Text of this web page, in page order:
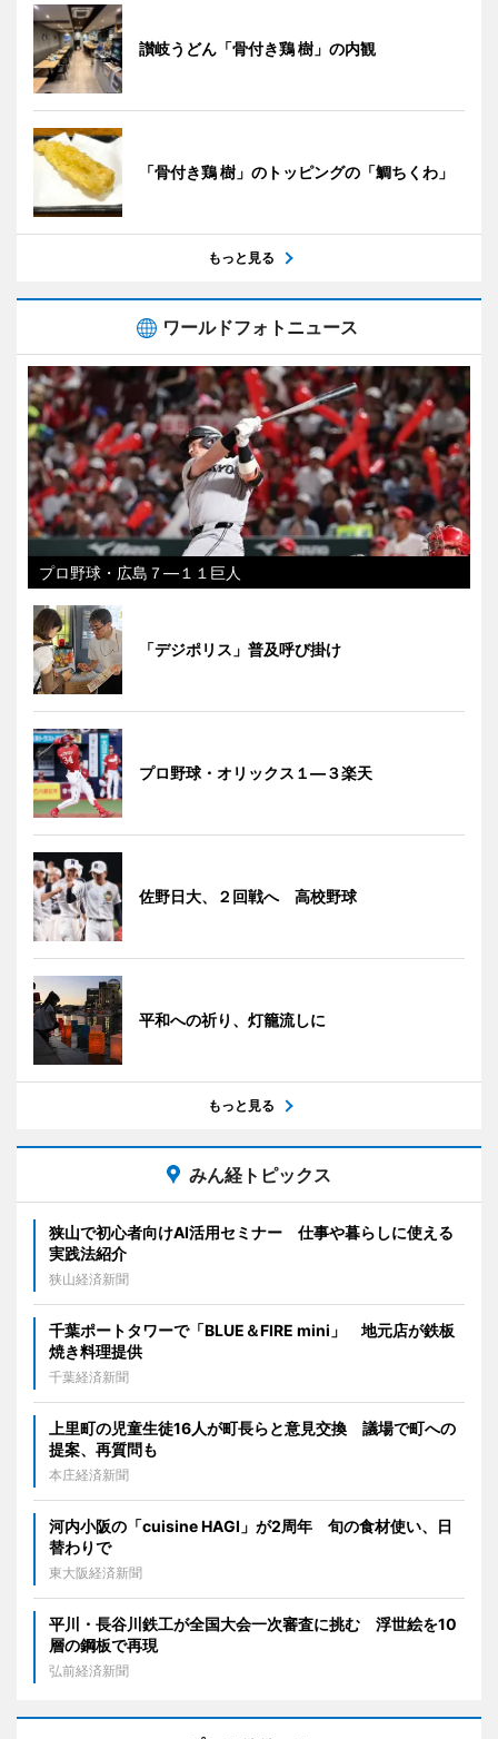
讃岐うどん「骨付き鶏 樹」の内観
「骨付き鶏 樹」のトッピングの「鯛ちくわ」
もっと見る
ワールドフォトニュース
プロ野球・広島７―１１巨人
「デジポリス」普及呼び掛け
プロ野球・オリックス１―３楽天
佐野日大、２回戦へ 高校野球
平和への祈り、灯籠流しに
もっと見る
みん経トピックス
狭山で初心者向けAI活用セミナー 仕事や暮らしに使える
実践法紹介
狭山経済新聞
千葉ポートタワーで「BLUE＆FIRE mini」 地元店が鉄板
焼き料理提供
千葉経済新聞
上里町の児童生徒16人が町長らと意見交換 議場で町への
提案、再質問も
本庄経済新聞
河内小阪の「cuisine HAGI」が2周年 旬の食材使い、日
替わりで
東大阪経済新聞
平川・長谷川鉄工が全国大会一次審査に挑む 浮世絵を10
層の鋼板で再現
弘前経済新聞